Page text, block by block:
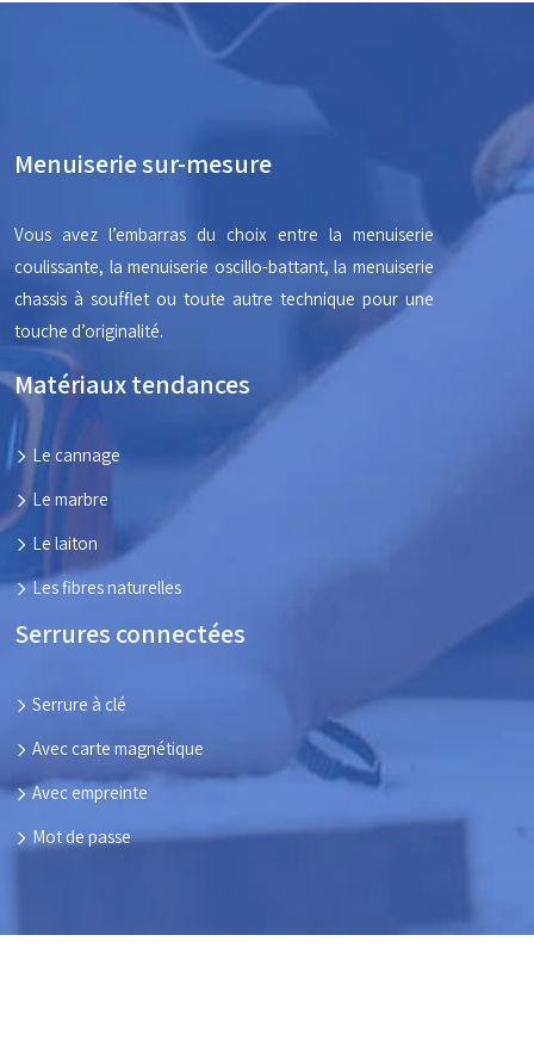
Menuiserie sur-mesure
Vous avez l’embarras du choix entre la menuiserie
coulissante, la menuiserie oscillo-battant, la menuiserie
chassis à soufflet ou toute autre technique pour une
touche d’originalité.
Matériaux tendances
Le cannage
Le marbre
Le laiton
Les fibres naturelles
Serrures connectées
Serrure à clé
Avec carte magnétique
Avec empreinte
Mot de passe